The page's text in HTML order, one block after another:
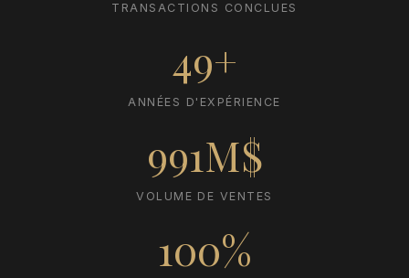
TRANSACTIONS CONCLUES
49+
ANNÉES D'EXPÉRIENCE
991M$
VOLUME DE VENTES
100%